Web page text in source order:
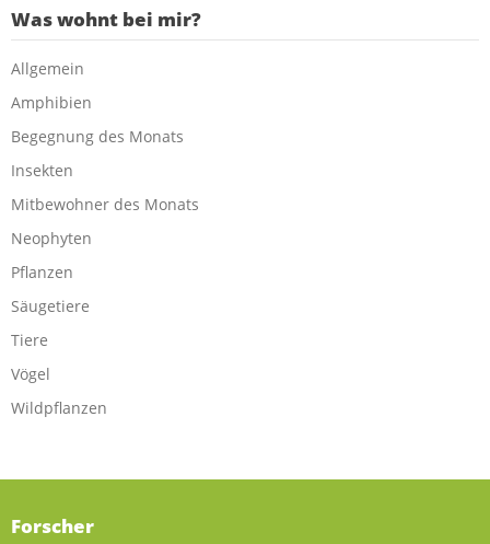
Was wohnt bei mir?
Allgemein
Amphibien
Begegnung des Monats
Insekten
Mitbewohner des Monats
Neophyten
Pflanzen
Säugetiere
Tiere
Vögel
Wildpflanzen
Forscher